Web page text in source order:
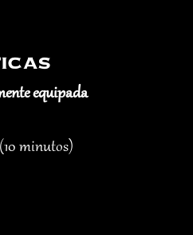
equipada
(10 minutos)